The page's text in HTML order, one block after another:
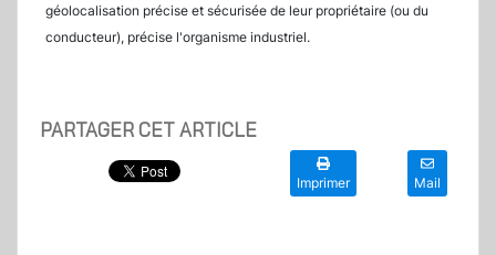
géolocalisation précise et sécurisée de leur propriétaire (ou du
conducteur), précise l'organisme industriel.
PARTAGER CET ARTICLE
Imprimer Mail